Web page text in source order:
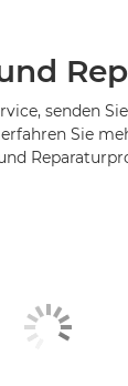
senden
Sie